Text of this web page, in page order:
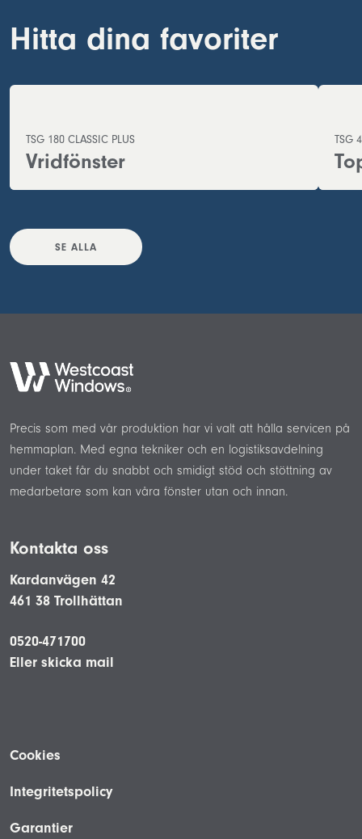
Hitta dina favoriter
TSG 180 CLASSIC PLUS
Vridfönster
TSG
SE ALLA
Precis som med vår produktion har vi valt att hålla servicen på
hemmaplan. Med egna tekniker och en logistiksavdelning
under taket får du snabbt och smidigt stöd och stöttning av
medarbetare som kan våra fönster utan och innan.
Kontakta oss
Kardanvägen 42
461 38 Trollhättan
0520-471700
Eller skicka mail
Cookies
Integritetspolicy
Garantier